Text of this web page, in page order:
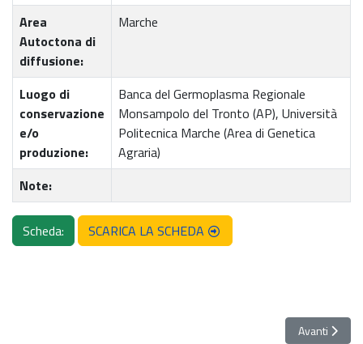
Area
Autoctona di
diffusione:
Marche
Luogo di
conservazione
e/o
produzione:
Banca del Germoplasma Regionale
Monsampolo del Tronto (AP), Università
Politecnica Marche (Area di Genetica
Agraria)
Note:
Scheda: SCARICA LA SCHEDA
Articolo
Avanti